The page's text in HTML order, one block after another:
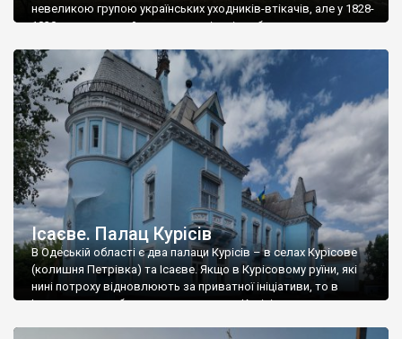
невеликою групою українських уходників-втікачів, але у 1828-
1830 рр. сюди прийшла значна кількість болгарських
кринички, болгарською). У 1856 році Бессарабія потрапила
під владу кнізівства Волощини і Молдови, і село […]
Ісаєве. Палац Курісів
В Одеській області є два палаци Курісів – в селах Курісове
(колишня Петрівка) та Ісаєве. Якщо в Курісовому руїни, які
нині потроху відновлюють за приватної ініціативи, то в
Ісаєвому все набагато краще – палац Курісів тут в гарному